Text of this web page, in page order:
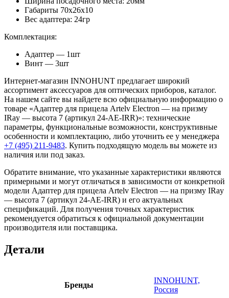
Габариты 70x26x10
Вес адаптера: 24гр
Комплектация:
Адаптер — 1шт
Винт — 3шт
Интернет-магазин INNOHUNT предлагает широкий
ассортимент аксессуаров для оптических приборов, каталог.
На нашем сайте вы найдете всю официальную информацию о
товаре «Адаптер для прицела Artelv Electron — на призму
IRay — высота 7 (артикул 24-AE-IRR)»: технические
параметры, функциональные возможности, конструктивные
особенности и комплектацию, либо уточнить ее у менеджера
+7 (495) 211-9483. Купить подходящую модель вы можете из
наличия или под заказ.
Обратите внимание, что указанные характеристики являются
примерными и могут отличаться в зависимости от конкретной
модели Адаптер для прицела Artelv Electron — на призму IRay
— высота 7 (артикул 24-AE-IRR) и его актуальных
спецификаций. Для получения точных характеристик
рекомендуется обратиться к официальной документации
производителя или поставщика.
Детали
Бренды
INNOHUNT,
Россия